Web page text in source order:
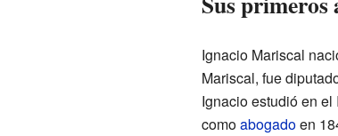
Ignacio Mariscal
Mariscal, fue
Ignacio estudió en
comoabogadoen